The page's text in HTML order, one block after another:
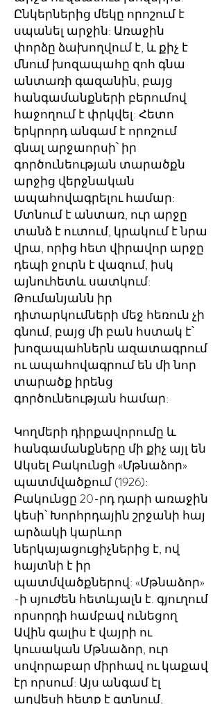
Ընկերներից մեկը որոշում է
սպանել արջին: Առաջին
փորձը ձախողվում է, և քիչ է
մնում խոզապահը զոհ գնա
անտառի գազանին, բայց
հանգամանքների բերումով
հաջողում է փրկվել: Հետո
երկրորդ անգամ է որոշում
գնալ արջաորսի՝ իր
գործունեության տարածքն
արջից վերջնական
ապահովագրելու համար:
Մտնում է անտառ, ուր արջը
տանձ է ուտում, կրակում է նրա
վրա, որից հետ վիրավոր արջը
դեպի ջուրն է վազում, իսկ
այնուհետև սատկում:
Թումանյանն իր
դիտարկումների մեջ հեռուն չի
գնում, բայց մի բան հստակ է՝
խոզապահներն ազատագրում
ու ապահովագրում են մի նոր
տարածք իրենց
գործունեության համար:
Կողմերի դիրքավորումը և
հանգամանքները մի քիչ այլ են
Ակսել Բակունցի «Մթնաձոր»
պատմվածքում (1926):
Բակունցը 20-րդ դարի առաջին
կեսի՝ Խորհրդային շրջանի հայ
արձակի կարևոր
ներկայացուցիչներից է, ով
հայտնի է իր
պատմվածքներով: «Մթնաձոր»
-ի սյուժեն հետևյալն է. գյուղում
որսորդի համբավ ունեցող
Ավին գալիս է վայրի ու
կուսական Մթնաձոր, ուր
սովորաբար միրհավ ու կաքավ
էր որսում: Այս անգամ էլ
աղվեսի հետք է գտնում,